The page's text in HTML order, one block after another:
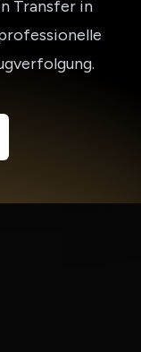
Transfer in